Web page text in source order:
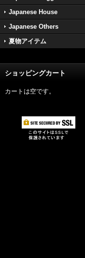
Japanese House
Japanese Others
夏物アイテム
ショッピングカート
カートは空です。